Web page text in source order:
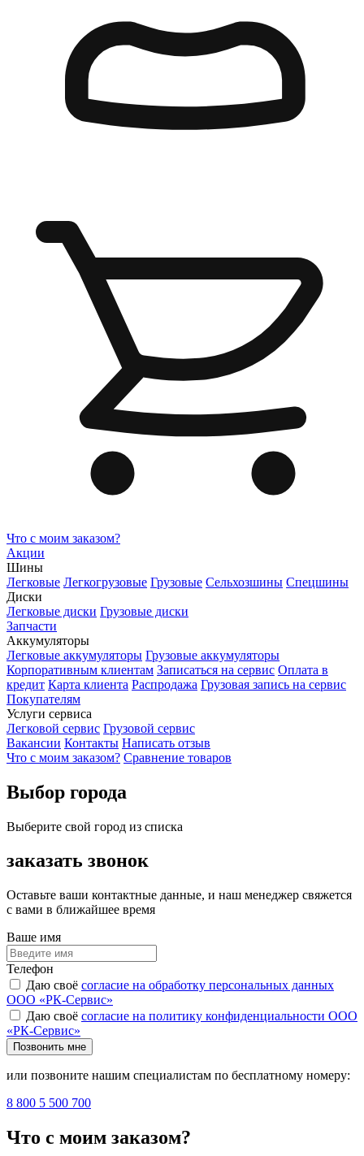
Что с моим заказом?
Акции
Шины
Легковые Легкогрузовые Грузовые Сельхозшины Спецшины
Диски
Легковые диски Грузовые диски
Запчасти
Аккумуляторы
Легковые аккумуляторы Грузовые аккумуляторы
Корпоративным клиентам Записаться на сервис Оплата в
кредит Карта клиента Распродажа Грузовая запись на сервис
Покупателям
Услуги сервиса
Легковой сервис Грузовой сервис
Вакансии Контакты Написать отзыв
Что с моим заказом? Сравнение товаров
Выбор города
Выберите свой город из списка
заказать звонок
Оставьте ваши контактные данные, и наш менеджер свяжется
с вами в ближайшее время
Ваше имя
Телефон
Даю своё согласие на обработку персональных данных
ООО «РК-Сервис»
Даю своё согласие на политику конфиденциальности ООО
«РК-Сервис»
Позвонить мне
или позвоните нашим специалистам по бесплатному номеру:
8 800 5 500 700
Что с моим заказом?